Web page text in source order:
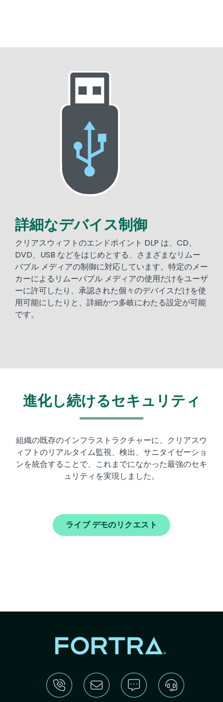
Text
詳細なデバイス制御
クリアスウィフトのエンドポイント DLP は、CD、
DVD、USB などをはじめとする、さまざまなリムー
バブル メディアの制御に対応しています。特定のメー
カーによるリムーバブル メディアの使用だけをユーザ
ーに許可したり、承認された個々のデバイスだけを使
用可能にしたりと、詳細かつ多岐にわたる設定が可能
です。
進化し続けるセキュリティ
組織の既存のインフラストラクチャーに、クリアスウ
ィフトのリアルタイム監視、検出、サニタイゼーショ
ンを統合することで、これまでになかった最強のセキ
ュリティを実現しました。
ライブ デモのリクエスト